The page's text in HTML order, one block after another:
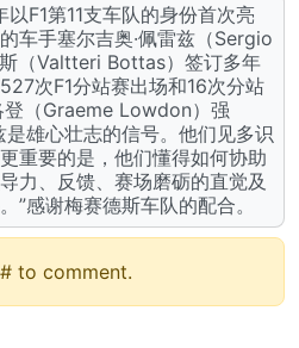
F1第11支车队的身份首次亮
车手塞尔吉奥·佩雷兹（Sergio
（Valtteri Bottas）签订多年
次F1分站赛出场和16次分站
登（Graeme Lowdon）强
雄心壮志的信号。他们见多识
重要的是，他们懂得如何协助
力、反馈、赛场磨砺的直觉及
”感谢梅赛德斯车队的配合。
to comment.